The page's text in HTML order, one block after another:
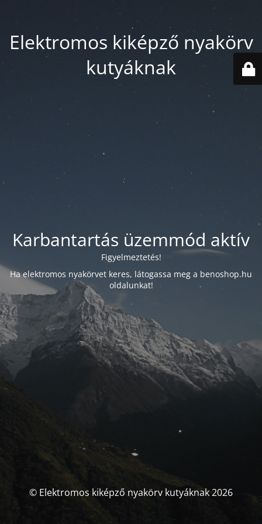
Elektromos kiképző nyakörv
kutyáknak
Karbantartás üzemmód aktív
Figyelmeztetés!
Ha elektromos nyakörvet keres, látogassa meg a benoshop.hu
oldalunkat!
© Elektromos kiképző nyakörv kutyáknak 2026